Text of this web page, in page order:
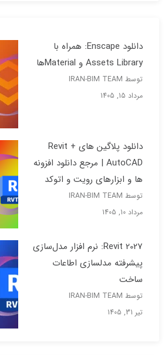
دانلود Enscape: همراه با
Assets Library و Materialها
توسط IRAN-BIM TEAM
مرداد 15, 1405
دانلود پلاگین های Revit +
AutoCAD | مرجع دانلود افزونه
ها و ابزارهای رویت و اتوکد
توسط IRAN-BIM TEAM
مرداد 10, 1405
Revit 2027: نرم افزار مدل‌سازی
پیشرفته مدلسازی اطاعات
ساخت
توسط IRAN-BIM TEAM
تیر 31, 1405